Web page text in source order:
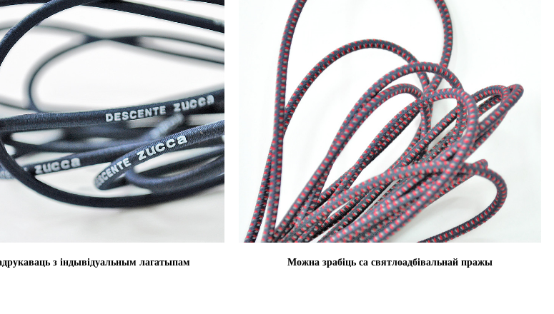
з індывідуальным лагатыпам Можна зрабіць са святлоадбівальнай пражы